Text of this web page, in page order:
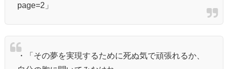
page=2」
・「その夢を実現するために死ぬ気で頑張れるか、